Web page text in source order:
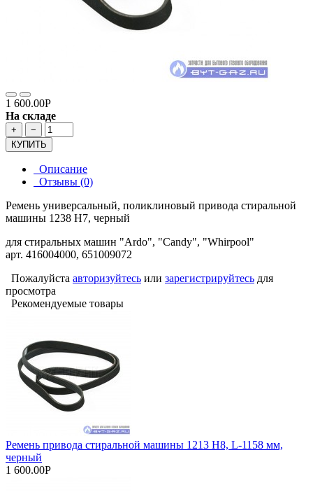
1 600.00Р
На складе
+
−
КУПИТЬ
Описание
Отзывы (0)
Ремень универсальный, поликлиновый привода стиральной
машины 1238 H7, черный
для стиральных машин "Ardo", "Candy", "Whirpool"
арт. 416004000, 651009072
Пожалуйста авторизуйтесь или зарегистрируйтесь для
просмотра
Рекомендуемые товары
Ремень привода стиральной машины 1213 H8, L-1158 мм,
черный
1 600.00Р